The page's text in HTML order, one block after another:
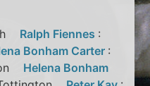
Ralph Fiennes :
Bonham Carter :
Helena Bonham